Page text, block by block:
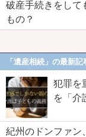
破産手続きをして
もの？
「遺産相続」の最新記
犯罪を
を「介
紀州のドンファ